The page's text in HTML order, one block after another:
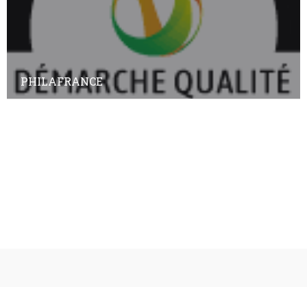
PHILAFRANCE